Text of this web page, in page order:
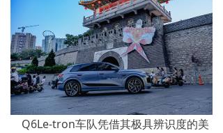
Q6Le-tron车队凭借其极具辨识度的美